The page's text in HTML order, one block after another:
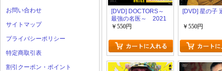
お問い合わせ
サイトマップ
プライバシーポリシー
特定商取引表
割引クーポン・ポイント
[DVD] DOCTORS～
最強の名医～ 2021
新春スペシャル
￥550円
[DVD] 星の子
￥550円